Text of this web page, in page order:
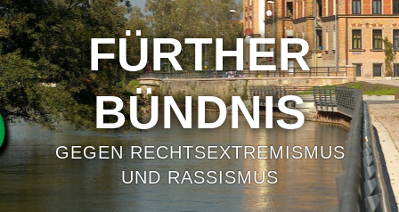
FÜRTHER
BÜNDNIS
GEGEN RECHTSEXTREMISMUS
UND RASSISMUS